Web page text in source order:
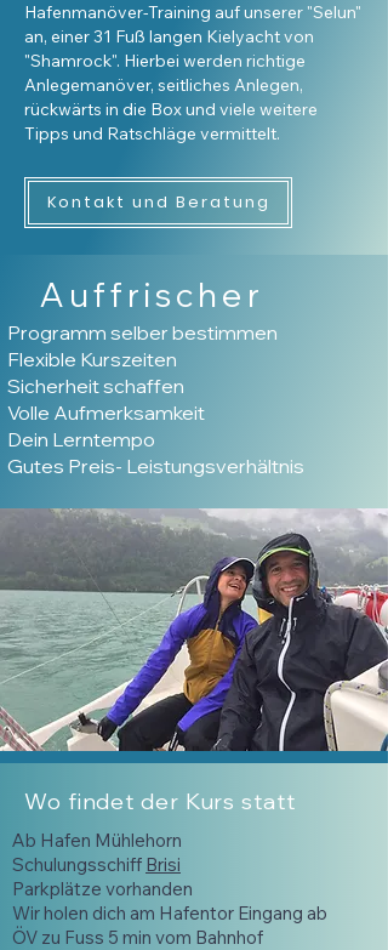
Hafenmanöver-Training auf unserer "Selun"
an, einer 31 Fuß langen Kielyacht von
"Shamrock". Hierbei werden richtige
Anlegemanöver, seitliches Anlegen,
rückwärts in die Box und viele weitere
Tipps und Ratschläge vermittelt.
Kontakt und Beratung
Auffrischer
Programm selber bestimmen
Flexible Kurszeiten
Sicherheit schaffen
Volle Aufmerksamkeit
Dein Lerntempo
Gutes Preis- Leistungsverhältnis
Wo findet der Kurs statt
Ab Hafen Mühlehorn
Schulungsschiff Brisi
Parkplätze vorhanden
Wir holen dich am Hafentor Eingang ab
ÖV zu Fuss 5 min vom Bahnhof